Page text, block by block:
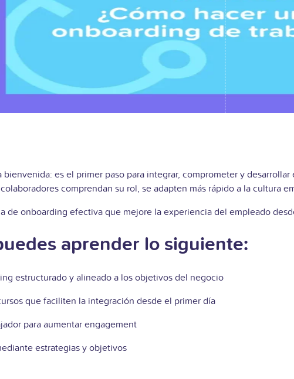
bienvenida: es el primer paso para integrar, comprometer y
comprendan su rol, se adapten más rápido a la cultura
de onboarding efectiva que mejore la experiencia del empleado
aprender lo siguiente:
estructurado y alineado a los objetivos del negocio
que faciliten la integración desde el primer día
para aumentar engagement
estrategias y objetivos